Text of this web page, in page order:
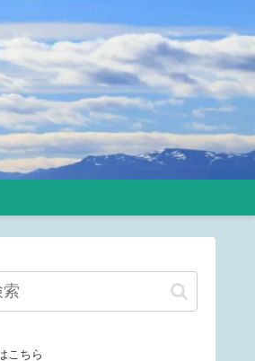
こちら